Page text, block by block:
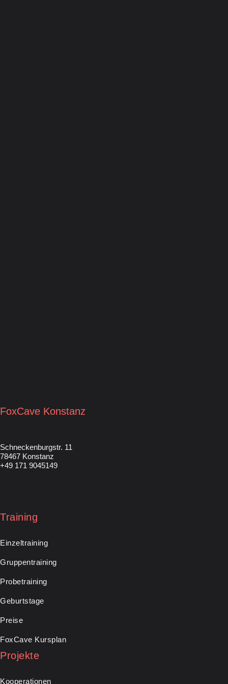
FoxCave Konstanz
Schneckenburgstr. 11
78467 Konstanz
+49 171 9045149
Training
Einzeltraining
Gruppentraining
Probetraining
Geburtstage
Preise
FoxCave Kursplan
Projekte
Kooperationen